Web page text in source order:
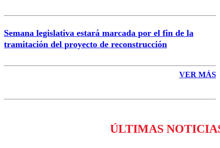
Semana legislativa estará marcada por el fin de la
tramitación del proyecto de reconstrucción
VER MÁS
ÚLTIMAS